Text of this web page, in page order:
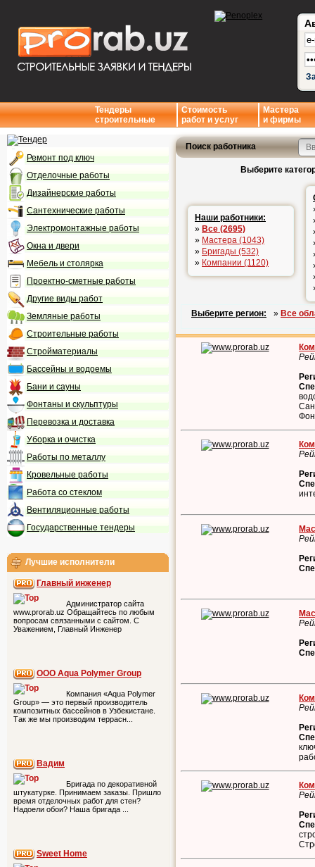
Тендеры
строительные
Стоимость
работ и услуг
Мастера
и фирмы
Ремонт под ключ
Отделочные работы
Дизайнерские работы
Сантехнические работы
Электромонтажные работы
Окна и двери
Мебель и столярка
Проектно-сметные работы
Другие виды работ
Земляные работы
Строительные работы
Стройматериалы
Бассейны и водоемы
Бани и сауны
Фонтаны и скульптуры
Перевозка и доставка
Уборка и очистка
Работы по металлу
Кровельные работы
Работа со стеклом
Вентиляционные работы
Государственные тендеры
Лучшие исполнители
Главный инженер
Администратор сайта
www.prorab.uz Обращайтесь по любым
вопросам связанными с сайтом. С
Уважением, Главный Инженер
ООО Aqua Polymer Group
Компания «Aqua Polymer
Group» — это первый производитель
композитных бассейнов в Узбекистане.
Так же мы производим террасн...
Вадим
Бригада по декоративной
штукатурке. Принимаем заказы. Пришло
время отделочных работ для стен?
Надоели обои? Наша бригада ...
Sweet Home
Поиск работника
Выберите
Наши работники:
» Все (2695)
» Мастера (1043)
» Бригады (532)
» Компании (1120)
Выберите регион: » Все